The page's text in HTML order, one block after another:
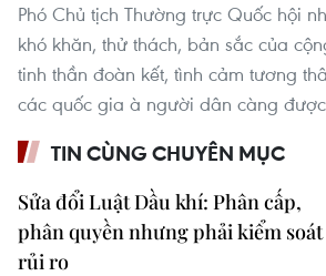
Phó Chủ tịch Thường trực Quốc hội
khó khăn, thử thách, bản sắc của
tinh thần đoàn kết, tình cảm tương
các quốc gia à người dân càng
TIN CÙNG CHUYÊN MỤC
Sửa đổi Luật Dầu khí: Phân cấp,
phân quyền nhưng phải kiểm soát
rủi ro